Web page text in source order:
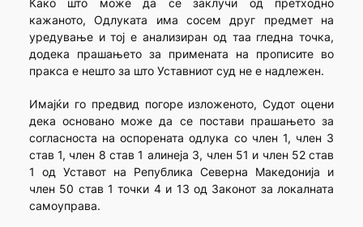
Како што може да се заклучи од претходно
кажаното, Одлуката има сосем друг предмет на
уредување и тој е анализиран од таа гледна точка,
додека прашањето за примената на прописите во
пракса е нешто за што Уставниот суд не е надлежен.
Имајќи го предвид погоре изложеното, Судот оцени
дека основано може да се постави прашањето за
согласноста на оспорената одлука со член 1, член 3
став 1, член 8 став 1 алинеја 3, член 51 и член 52 став
1 од Уставот на Република Северна Македонија и
член 50 став 1 точки 4 и 13 од Законот за локалната
самоуправа.